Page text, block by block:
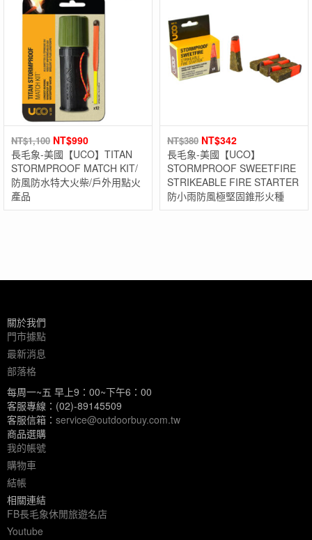
NT$1,100 NT$990
長毛象-美國【UCO】TITAN
STORMPROOF MATCH KIT/
防風防水特大火柴/戶外用點火
產品
NT$380 NT$342
長毛象-美國【UCO】
STORMPROOF SWEETFIRE
STRIKEABLE FIRE STARTER
防小雨防風極堅固錐形火種
關於我們
門市據點
最新消息
部落格
每周一~五 早上9：00~下午6：00
客服專線：(02)-89145509
客服信箱： service@outdoorbuy.com.tw
商品選購
我的帳號
購物車
結帳
相關連結
FB長毛象休閒旅遊名店
Youtube